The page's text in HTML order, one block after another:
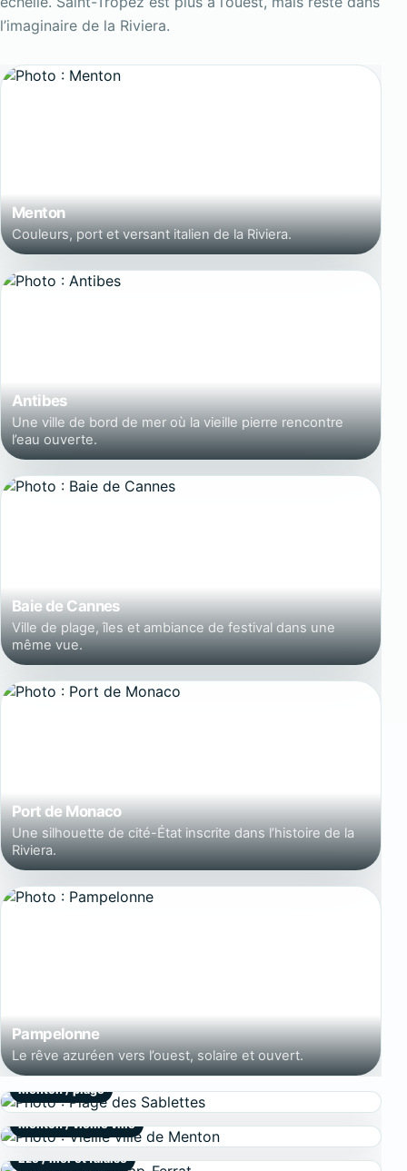
l’imaginaire de la Riviera.
Menton
Couleurs, port et versant italien de la Riviera.
Antibes
Une ville de bord de mer où la vieille pierre rencontre
l’eau ouverte.
Baie de Cannes
Ville de plage, îles et ambiance de festival dans une
même vue.
Port de Monaco
Une silhouette de cité-État inscrite dans l’histoire de la
Riviera.
Pampelonne
Le rêve azuréen vers l’ouest, solaire et ouvert.
Menton / plage
Menton / vieille ville
Èze / mer et falaise